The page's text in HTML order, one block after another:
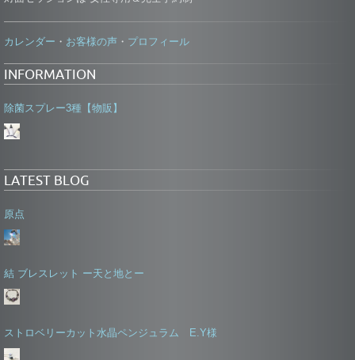
カレンダー ・ お客様の声 ・ プロフィール
INFORMATION
除菌スプレー3種【物販】
LATEST BLOG
原点
結 ブレスレット ー天と地とー
ストロベリーカット水晶ペンジュラム E.Y様